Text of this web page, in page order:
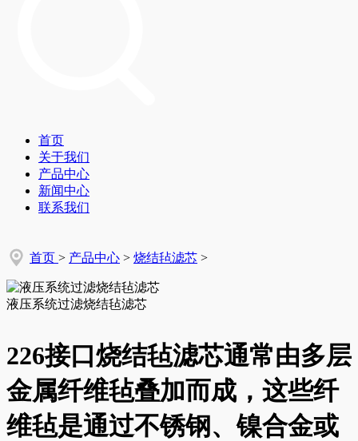
首页
关于我们
产品中心
新闻中心
联系我们
首页 > 产品中心 > 烧结毡滤芯 >
液压系统过滤烧结毡滤芯
226接口烧结毡滤芯通常由多层
金属纤维毡叠加而成，这些纤
维毡是通过不锈钢、镍合金或